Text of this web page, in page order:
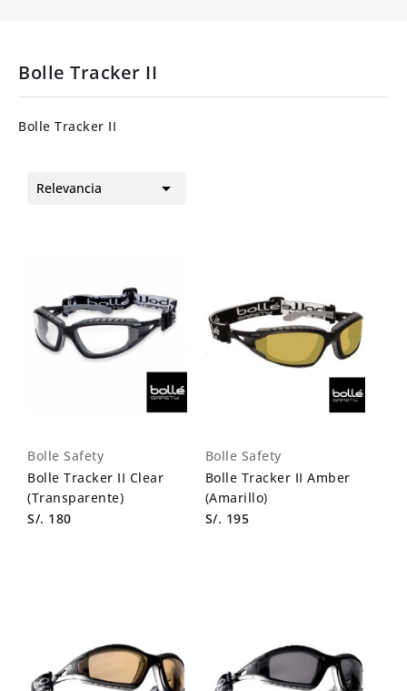
Bolle Tracker II
Bolle Tracker II
Relevancia 
Bolle Safety
Bolle Tracker II Clear
(Transparente)
S/. 180
Bolle Safety
Bolle Tracker II Amber
(Amarillo)
S/. 195